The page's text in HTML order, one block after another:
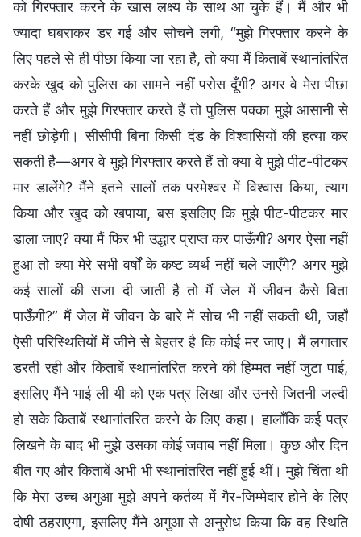
को गिरफ्तार करने के खास लक्ष्य के साथ आ चुके हैं। मैं और भी
ज्यादा घबराकर डर गई और सोचने लगी, “मुझे गिरफ्तार करने के
लिए पहले से ही पीछा किया जा रहा है, तो क्या मैं किताबें स्थानांतरित
करके खुद को पुलिस का सामने नहीं परोस दूँगी? अगर वे मेरा पीछा
करते हैं और मुझे गिरफ्तार करते हैं तो पुलिस पक्का मुझे आसानी से
नहीं छोड़ेगी। सीसीपी बिना किसी दंड के विश्वासियों की हत्या कर
सकती है—अगर वे मुझे गिरफ्तार करते हैं तो क्या वे मुझे पीट-पीटकर
मार डालेंगे? मैंने इतने सालों तक परमेश्वर में विश्वास किया, त्याग
किया और खुद को खपाया, बस इसलिए कि मुझे पीट-पीटकर मार
डाला जाए? क्या मैं फिर भी उद्धार प्राप्त कर पाऊँगी? अगर ऐसा नहीं
हुआ तो क्या मेरे सभी वर्षों के कष्ट व्यर्थ नहीं चले जाएँगे? अगर मुझे
कई सालों की सजा दी जाती है तो मैं जेल में जीवन कैसे बिता
पाऊँगी?” मैं जेल में जीवन के बारे में सोच भी नहीं सकती थी, जहाँ
ऐसी परिस्थितियों में जीने से बेहतर है कि कोई मर जाए। मैं लगातार
डरती रही और किताबें स्थानांतरित करने की हिम्मत नहीं जुटा पाई,
इसलिए मैंने भाई ली यी को एक पत्र लिखा और उनसे जितनी जल्दी
हो सके किताबें स्थानांतरित करने के लिए कहा। हालाँकि कई पत्र
लिखने के बाद भी मुझे उसका कोई जवाब नहीं मिला। कुछ और दिन
बीत गए और किताबें अभी भी स्थानांतरित नहीं हुई थीं। मुझे चिंता थी
कि मेरा उच्च अगुआ मुझे अपने कर्तव्य में गैर-जिम्मेदार होने के लिए
दोषी ठहराएगा, इसलिए मैंने अगुआ से अनुरोध किया कि वह स्थिति